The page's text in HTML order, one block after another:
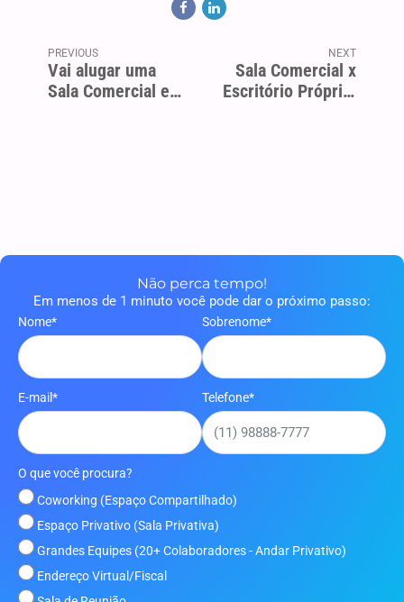
Telefone*
O que você procura?
Coworking (Espaço Compartilhado)
Espaço Privativo (Sala Privativa)
Grandes Equipes (20+ Colaboradores - Andar Privativo)
Endereço Virtual/Fiscal
Sala de Reunião
Eventos, Auditório, Rooftop
Área da Saúde (clinicas de estética e consultório)